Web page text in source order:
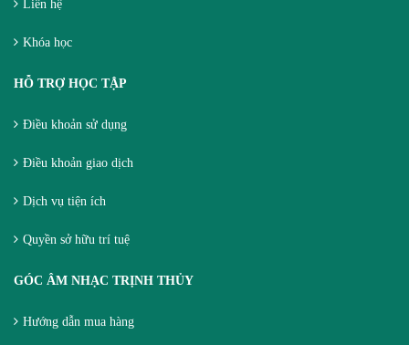
Liên hệ
Khóa học
HỖ TRỢ HỌC TẬP
Điều khoản sử dụng
Điều khoản giao dịch
Dịch vụ tiện ích
Quyền sở hữu trí tuệ
GÓC ÂM NHẠC TRỊNH THỦY
Hướng dẫn mua hàng